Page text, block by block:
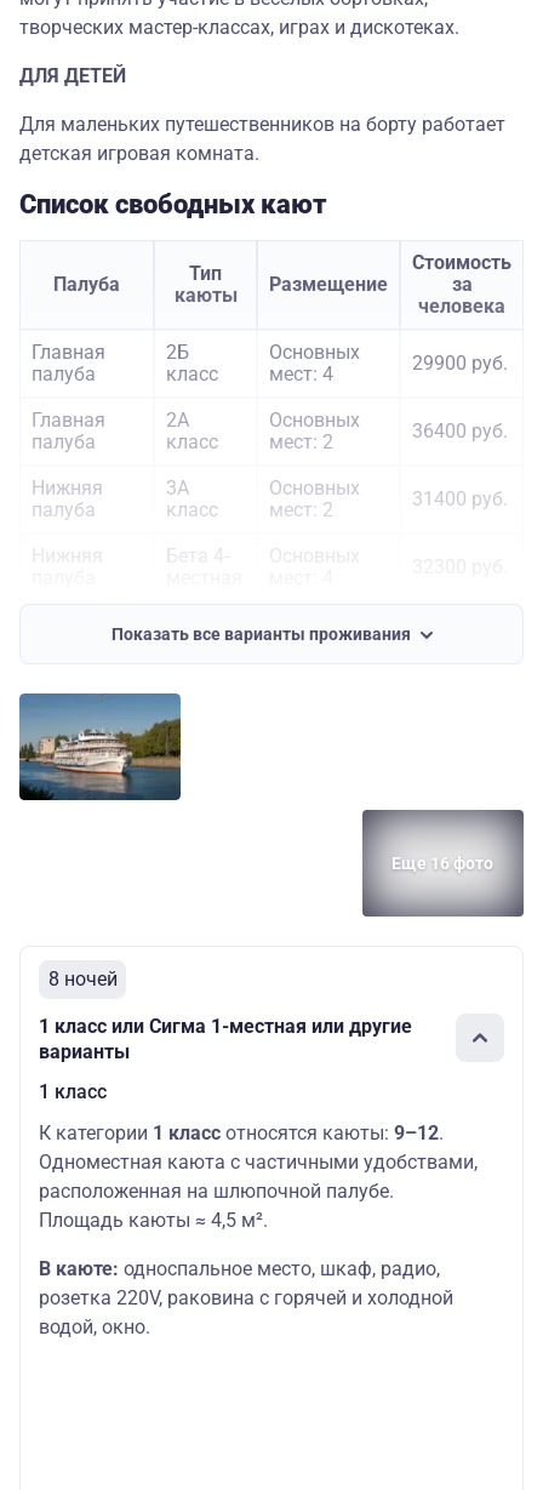
творческих мастер-классах, играх и дискотеках.
ДЛЯ ДЕТЕЙ
Для маленьких путешественников на борту работает
детская игровая комната.
Список свободных кают
Палуба
Тип
каюты
Размещение
Стоимость
за
человека
Главная
палуба
2Б
класс
Основных
мест: 4
29900 руб.
Главная
палуба
2А
класс
Основных
мест: 2
36400 руб.
Нижняя
палуба
3А
класс
Основных
мест: 2
31400 руб.
Нижняя
Бета 4-
Основных
Омега
мест: 2
46300 руб.
Шлюпочная
палуба
Сигма 1-
местная
Показать все варианты проживания
Еще 16 фото
8 ночей
1 класс или Сигма 1-местная или другие
варианты
1 класс
К категории 1 класс относятся каюты: 9–12.
Одноместная каюта с частичными удобствами,
расположенная на шлюпочной палубе.
Площадь каюты ≈ 4,5 м².
В каюте: односпальное место, шкаф, радио,
розетка 220V, раковина с горячей и холодной
водой, окно.